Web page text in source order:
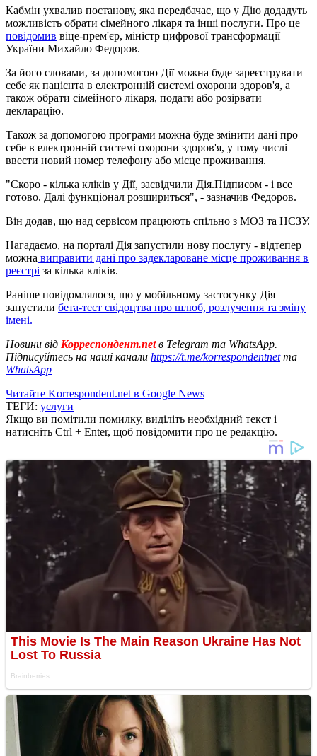
Кабмін ухвалив постанову, яка передбачає, що у Дію додадуть
можливість обрати сімейного лікаря та інші послуги. Про це
повідомив віце-прем'єр, міністр цифрової трансформації
України Михайло Федоров.
За його словами, за допомогою Дії можна буде зареєструвати
себе як пацієнта в електронній системі охорони здоров'я, а
також обрати сімейного лікаря, подати або розірвати
декларацію.
Також за допомогою програми можна буде змінити дані про
себе в електронній системі охорони здоров'я, у тому числі
ввести новий номер телефону або місце проживання.
"Скоро - кілька кліків у Дії, засвідчили Дія.Підписом - і все
готово. Далі функціонал розшириться", - зазначив Федоров.
Він додав, що над сервісом працюють спільно з МОЗ та НСЗУ.
Нагадаємо, на порталі Дія запустили нову послугу - відтепер
можна виправити дані про задеклароване місце проживання в
реєстрі за кілька кліків.
Раніше повідомлялося, що у мобільному застосунку Дія
запустили бета-тест свідоцтва про шлюб, розлучення та зміну
імені.
Новини від Корреспондент.netв Telegram та WhatsApp.
Підписуйтесь на наші канали https://t.me/korrespondentnetта
WhatsApp
Читайте Korrespondent.net в Google News
ТЕГИ: услуги
Якщо ви помітили помилку, виділіть необхідний текст і
натисніть Ctrl + Enter, щоб повідомити про це редакцію.